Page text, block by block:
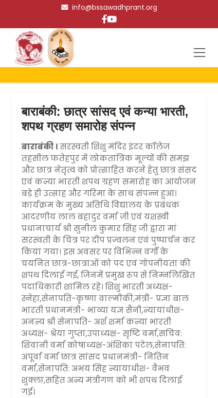
info@bssawadhprant.org
बाराबंकी: छात्र सांसद एवं कन्या भारती,
शपथ ग्रहण समारोह संपन्न
बाराबंकी । सरस्वती शिशु मंदिर इंटर कॉलेज
तहसील फतेहपुर में लोकतांत्रिक मूल्यों की समझ
और छात्र नेतृत्व को प्रोत्साहित करने हेतु छात्र संसद
एवं कन्या भारती शपथ ग्रहण समारोह का आयोजन
बड़े ही उत्साह और गरिमा के साथ संपन्न हुआ।
कार्यक्रम के मुख्य अतिथि विद्यालय के प्रबंधक
आदरणीय लाल बहादुर वर्मा जी एवं यशस्वी
प्रधानाचार्य श्री सुनील कुमार सिंह जी द्वारा मां
सरस्वती के चित्र पर दीप प्रज्वलन एवं पुष्पार्चन कर
किया गया। इस अवसर पर विभिन्न वर्गों के
चयनित छात्र-छात्राओं को पद एवं गोपनीयता की
शपथ दिलाई गई, जिनमें प्रमुख रूप से निम्नलिखित
पदाधिकारी शामिल रहे। शिशु भारती अध्यक्ष-
स्नेहा,सेनापति-कृष्णा वाल्मीकी,मंत्री- प्रज्ञा बाल
भारती प्रधानमंत्री- भाव्या यज्ञ सैनी,न्यायाधीश-
अनन्य श्री सेनापति- अर्श शर्मा कन्या भारती
अध्यक्ष- श्रेया गुप्ता,उपाध्यक्ष- सृष्टि वर्मा,सचिव:
शिवानी वर्मा कोषाध्यक्ष-अंशिका पटेल,सेनापति:
अपूर्वा वर्मा छात्र सांसद प्रधानमंत्री- नितिन
वर्मा,सेनापति: अभय सिंह न्यायाधीश- वैभव
शुक्ला,सहित अन्य मंत्रीगण को भी शपथ दिलाई
गई।